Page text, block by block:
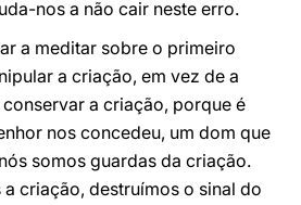
nos a não cair neste erro.
a meditar sobre o primeiro
a criação, em vez de a
a criação, porque é
nos concedeu, um dom que
somos guardas da criação.
criação, destruímos o sinal do